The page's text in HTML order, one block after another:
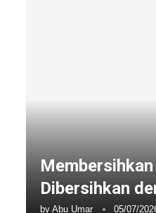
Dibersihkan
by Abu Umar 05/07/